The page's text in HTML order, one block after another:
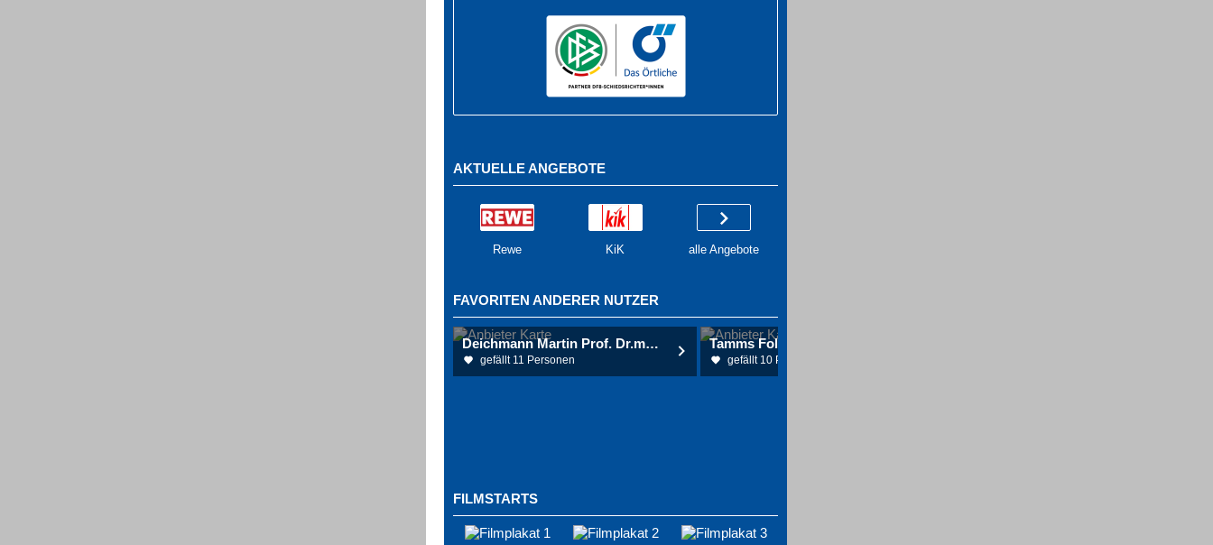
AKTUELLE ANGEBOTE
Rewe KiK alle Angebote
FAVORITEN ANDERER NUTZER
Deichmann Martin Prof. Dr.med. Hautarzt Allergie- und Venenerkrankungen
gefällt 11 Personen gefällt 10 Personen
FILMSTARTS